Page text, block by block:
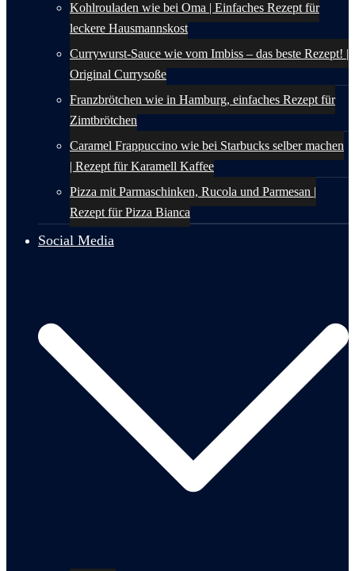
Kohlrouladen wie bei Oma | Einfaches Rezept für
leckere Hausmannskost
Currywurst-Sauce wie vom Imbiss – das beste Rezept! |
Original Currysoße
Franzbrötchen wie in Hamburg, einfaches Rezept für
Zimtbrötchen
Caramel Frappuccino wie bei Starbucks selber machen
| Rezept für Karamell Kaffee
Pizza mit Parmaschinken, Rucola und Parmesan |
Rezept für Pizza Bianca
Social Media